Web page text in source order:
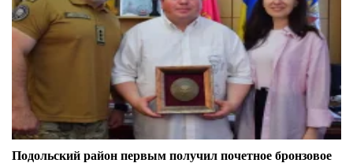
Подольский район первым получил почетное бронзовое